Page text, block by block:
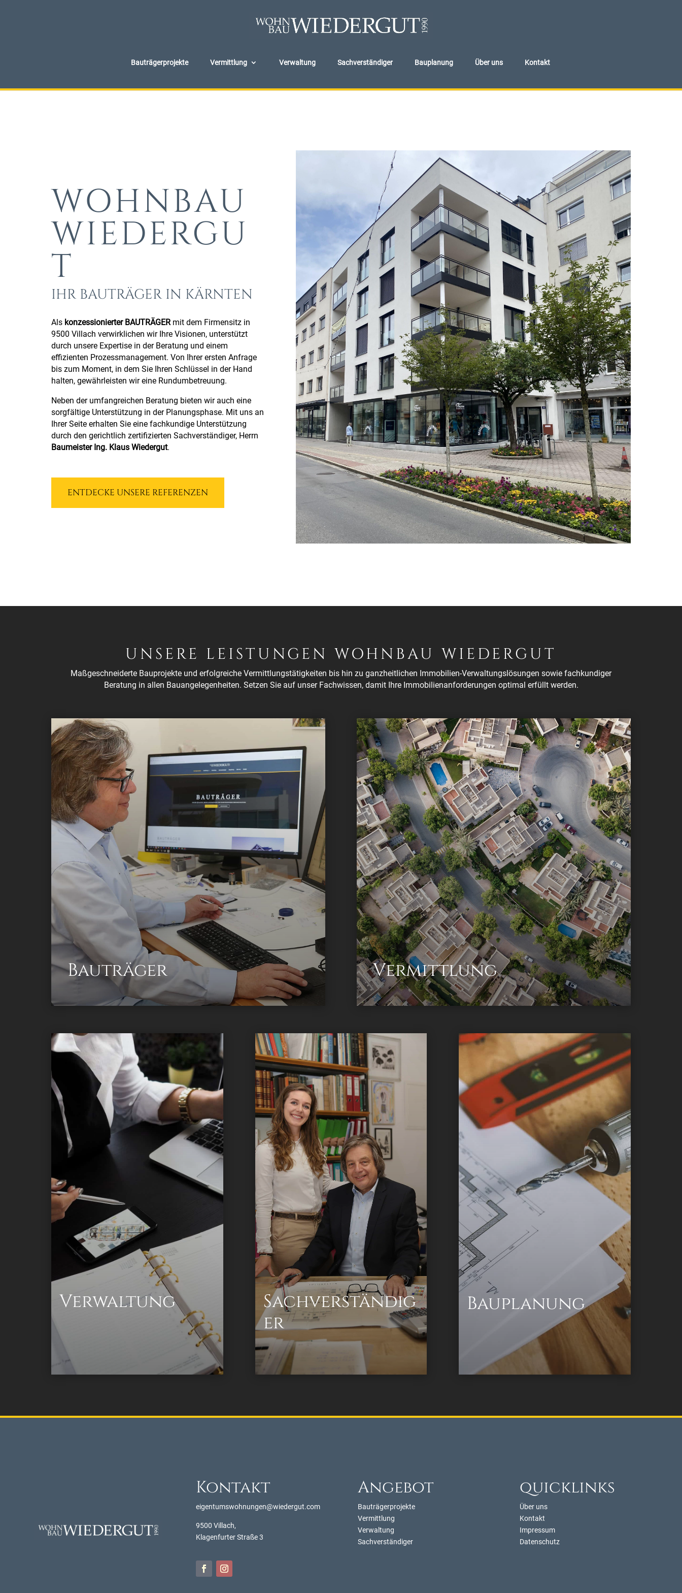
Bauträgerprojekte Vermittlung Verwaltung Sachverständiger Bauplanung Über uns Kontakt
WOHNBAU
WIEDERGU
T
IHR BAUTRÄGER IN KÄRNTEN
Als konzessionierter BAUTRÄGERmit dem Firmensitz in
9500 Villach verwirklichen wir Ihre Visionen, unterstützt
durch unsere Expertise in der Beratung und einem
effizienten Prozessmanagement. Von Ihrer ersten Anfrage
bis zum Moment, in dem Sie Ihren Schlüssel in der Hand
halten, gewährleisten wir eine Rundumbetreuung.
Neben der umfangreichen Beratung bieten wir auch eine
sorgfältige Unterstützung in der Planungsphase. Mit uns an
Ihrer Seite erhalten Sie eine fachkundige Unterstützung
durch den gerichtlich zertifizierten Sachverständiger, Herrn
Baumeister Ing. Klaus Wiedergut.
ENTDECKE UNSERE REFERENZEN
UNSERE LEISTUNGEN WOHNBAU WIEDERGUT
Maßgeschneiderte Bauprojekte und erfolgreiche Vermittlungstätigkeiten bis hin zu ganzheitlichen Immobilien-Verwaltungslösungen sowie fachkundiger
Beratung in allen Bauangelegenheiten. Setzen Sie auf unser Fachwissen, damit Ihre Immobilienanforderungen optimal erfüllt werden.
konzessionierter Bauträger
Bauträger – Abwicklung
Professionellen Betreuung vom Erstkontakt bis zur Übergabe
Beratung in Finanzierungsangelegenheiten
Betreuung in Planungsfragen
Abwicklung von Wohnbauförderungsanträgen udgl.
Bauträger
Als konzessionierter Immobilienmakler(Immobilientreuhänder)
vermitteln wir den Kauf / Verkauf bzw. die Miete / Vermietung von
Immobilien.
Eigentumswohnungen
Ein- und Mehrfamilienwohnhäuser
Baurechte
Gewerbeliegenschaften
Unbebaute Liegenschaften (Baugrundstücke)
Vermittlung
konzessionierter Immobilienverwalter
Allgemeine Verwaltung
Kaufmännische Verwaltung
Technische Verwaltung
Verwaltung
Allgemein beeideter und gerichtlich
zertifizierter Sachverständiger
Herr
Baumeister Ing. Klaus Wiedergut .
Tätigkeitsbereiche:
Wertermittlung von Liegenschaften
Bewertungen für steuerliche Zwecke und
Bilanzierungen
An- & Verkaufsbewertungen
Projektanalysen von Bauträgerobjekten
Nutzwertermittlung &
Nutzwertneufestsetzung
Themenbehandlung
Immobilienverwaltung
Erhebung im Grundbuch
Sachverständig
er
Alskonzessioniertes Baumeister
Unternehmen begleiten wir Sie mit unserem
erfahrenen Team von der ersten Skizze bis
zur finalen Umsetzung Ihres Bauprojekts.
Als Generalübernehmer betreuen wir die
Gesamtabwicklung Ihres Großprojekts,
unabhängig von der Finanzierungsart.
Ein- und Mehrfamilienhäuser
Mietwohnungen
Dachgeschossausbauten
Gebäudeschadensanierungen
Bestandsaufnahmen
Umbauten
Bauplanung
Kontakt
eigentumswohnungen@wiedergut.com
9500 Villach,
Klagenfurter Straße 3
Angebot
Bauträgerprojekte
Vermittlung
Verwaltung
Sachverständiger
quicklinks
Über uns
Kontakt
Impressum
Datenschutz